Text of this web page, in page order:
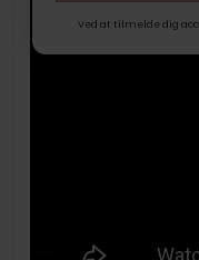
Ved at tilmelde dig